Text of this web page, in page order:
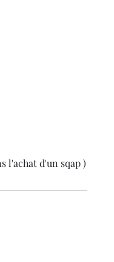
l'achat d'un sqap )